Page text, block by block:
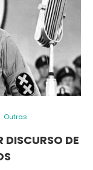
Outras
DISCURSO DE